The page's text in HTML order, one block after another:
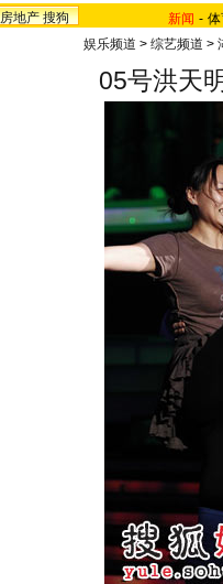
地产 搜狗 新闻 -
娱乐频道 > 综艺频道 >
05号洪天